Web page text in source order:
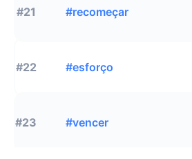
#21 #recomeçar
#22 #esforço
#23 #vencer